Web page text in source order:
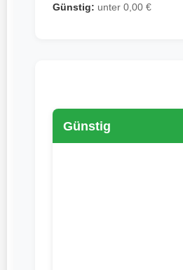
Günstig: unter 0,00 €
Günstig